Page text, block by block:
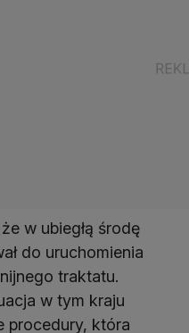
w ubiegłą środę
do uruchomienia
traktatu.
w tym kraju
procedury, która